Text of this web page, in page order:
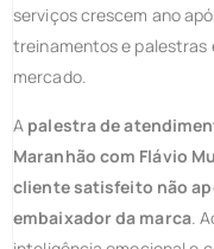
serviços crescem ano
treinamentos e palestras
mercado.
A palestra de
Maranhão com Flávio
cliente satisfeito não
embaixador da marca.